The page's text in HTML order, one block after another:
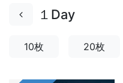
１Day
10枚 20枚